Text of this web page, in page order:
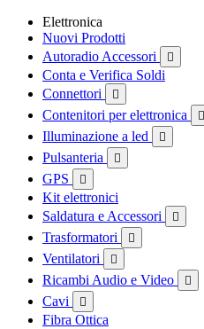
Elettronica
Nuovi Prodotti
Autoradio Accessori

Conta e Verifica Soldi
Connettori

Contenitori per elettronica 
Illuminazione a led 
Pulsanteria 
GPS 
Kit elettronici
Saldatura e Accessori

Trasformatori 
Ventilatori 
Ricambi Audio e Video 
Cavi 
Fibra Ottica